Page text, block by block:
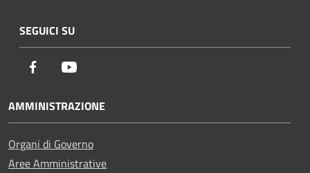
SEGUICI SU
Facebook
AMMINISTRAZIONE
Organi di Governo
Aree Amministrative